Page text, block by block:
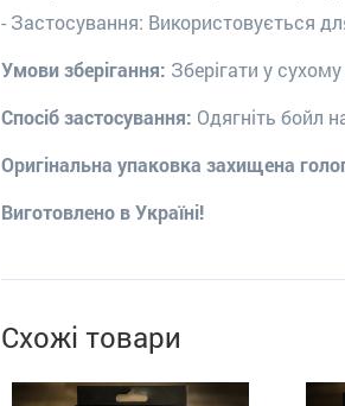
- Застосування: Використовується
Умови зберігання: Зберігати у
Спосіб застосування: Одягніть бойл
Оригінальна упаковка захищена
Виготовлено в Україні!
Схожі товари